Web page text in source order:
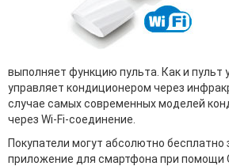
выполняет функцию пульта. Как и пульт
управляет кондиционером через
случае самых современных моделей
через Wi-Fi-соединение.
Покупатели могут абсолютно бесплатно
приложение для смартфона при помощи